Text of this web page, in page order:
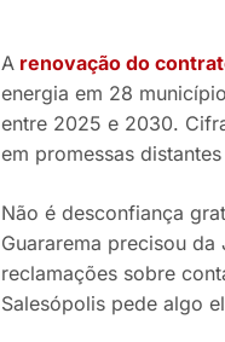
A renovação do
energia em 28
entre 2025 e 2030.
em promessas
Não é desconfiança
Guararema precisou
reclamações sobre
Salesópolis pede algo